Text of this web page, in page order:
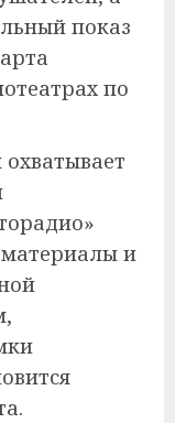
показ
по
и